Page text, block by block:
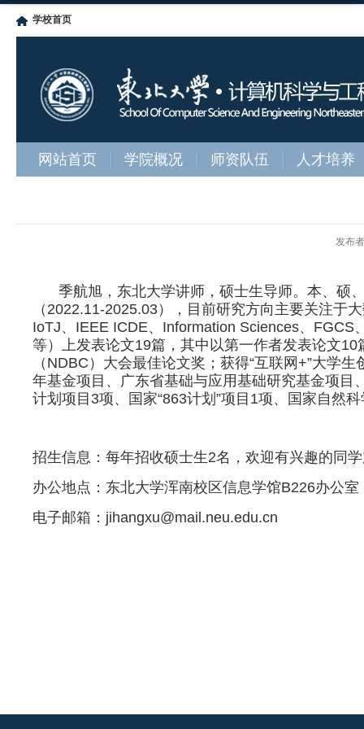
学校首页
网站首页 学院概况 师资队伍 人才培养
发布
季航旭，东北大学讲师，硕士生导师。本、硕
（ 2022.11-2025.03），目前研究方向主要关注于
IoTJ、 IEEE ICDE、 Information Sciences、 FGCS
等）上发表论文19篇，其中以第一作者发表论文10
（ NDBC ）大会最佳论文奖；获得“互联网 +”大学生
年基金项目、广东省基础与应用基础研究基金项
计划项目 3项、国家“863计划”项目 1项、国家自然
招生信息：每年招收硕士生2名，欢迎有兴趣的同
办公地点：东北大学浑南校区信息学馆B226办公室
电子邮箱： jihangxu@mail.neu.edu.cn